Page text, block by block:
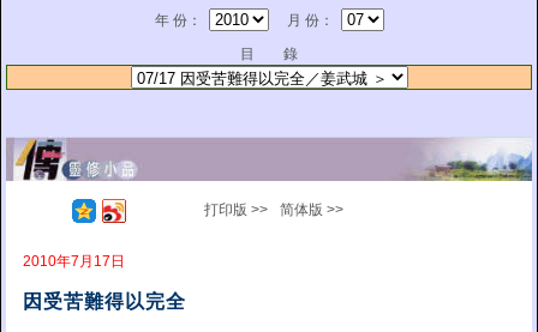
年 份：
月 份：
目 錄
打印版 >> 简体版 >>
2010年7月17日
因受苦難得以完全